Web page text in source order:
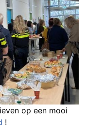
op een mooi
!